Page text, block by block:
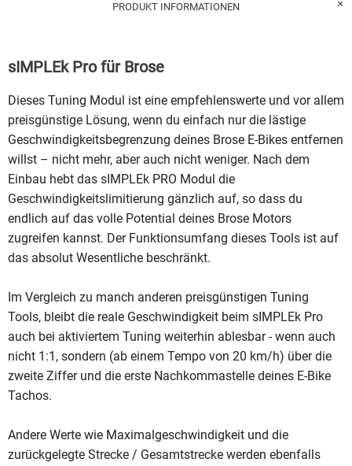
PRODUKT INFORMATIONEN
sIMPLEk Pro für Brose
Dieses Tuning Modul ist eine empfehlenswerte und vor allem
preisgünstige Lösung, wenn du einfach nur die lästige
Geschwindigkeitsbegrenzung deines Brose E-Bikes entfernen
willst – nicht mehr, aber auch nicht weniger. Nach dem
Einbau hebt das sIMPLEk PRO Modul die
Geschwindigkeitslimitierung gänzlich auf, so dass du
endlich auf das volle Potential deines Brose Motors
zugreifen kannst. Der Funktionsumfang dieses Tools ist auf
das absolut Wesentliche beschränkt.
Im Vergleich zu manch anderen preisgünstigen Tuning
Tools, bleibt die reale Geschwindigkeit beim sIMPLEk Pro
auch bei aktiviertem Tuning weiterhin ablesbar - wenn auch
nicht 1:1, sondern (ab einem Tempo von 20 km/h) über die
zweite Ziffer und die erste Nachkommastelle deines E-Bike
Tachos.
Andere Werte wie Maximalgeschwindigkeit und die
zurückgelegte Strecke / Gesamtstrecke werden ebenfalls